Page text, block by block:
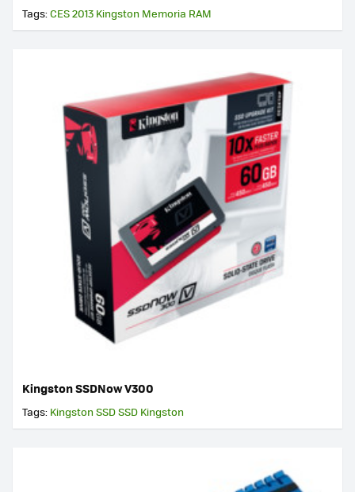
Tags: CES 2013 Kingston Memoria RAM
Kingston SSDNow V300
Tags: KingstonSSDSSD Kingston